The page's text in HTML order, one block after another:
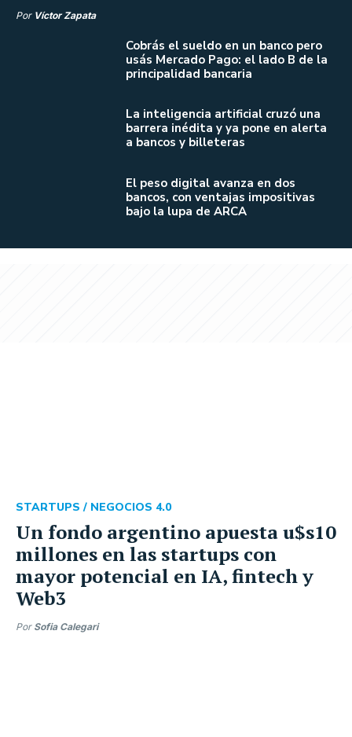
Por Víctor Zapata
Cobrás el sueldo en un banco pero
usás Mercado Pago: el lado B de la
principalidad bancaria
La inteligencia artificial cruzó una
barrera inédita y ya pone en alerta
a bancos y billeteras
El peso digital avanza en dos
bancos, con ventajas impositivas
bajo la lupa de ARCA
Un fondo argentino apuesta u$s10
millones en las startups con
mayor potencial en IA, fintech y
Web3
STARTUPS / NEGOCIOS 4.0
Por Sofia Calegari